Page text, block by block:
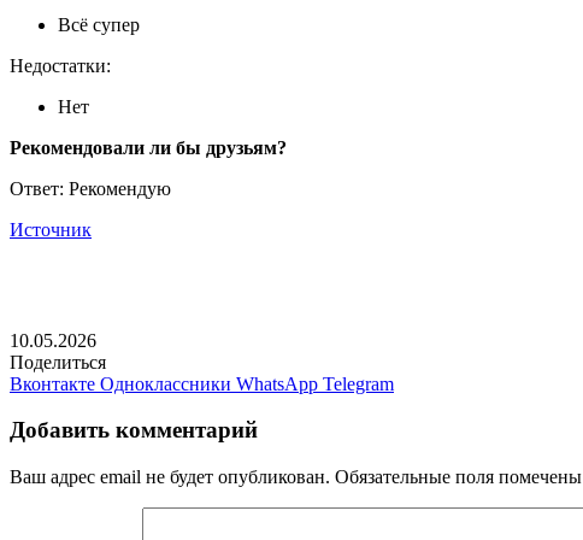
Всё супер
Недостатки:
Нет
Рекомендовали ли бы друзьям?
Ответ: Рекомендую
Источник
10.05.2026
Поделиться
Вконтакте Одноклассники WhatsApp Telegram
Добавить комментарий
Ваш адрес email не будет опубликован. Обязательные поля помечены